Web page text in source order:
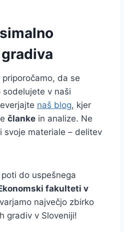
da se
v naši
naš blog, kjer
članke in analize. Ne
svoje materiale – delitev
do uspešnega
fakulteti v
največjo zbirko
gradiv v Sloveniji!